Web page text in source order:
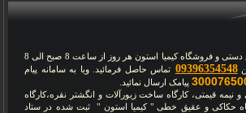
برای تماس با کارگاه صنایع دستی و فروشگاه کیمیا استون هر روز از ساعت 8 صبح الی 8
09396354548 تماس حاصل فرمائید. ویا به سامانه پیام
پیامک ارسال نمائید.
قیمتی، کارگاه ساخت زیورآلات و انگشتر نقره،کارگاه
حکاکی و عقیق خطی " کیمیا استون " ثبت شده در ستاد